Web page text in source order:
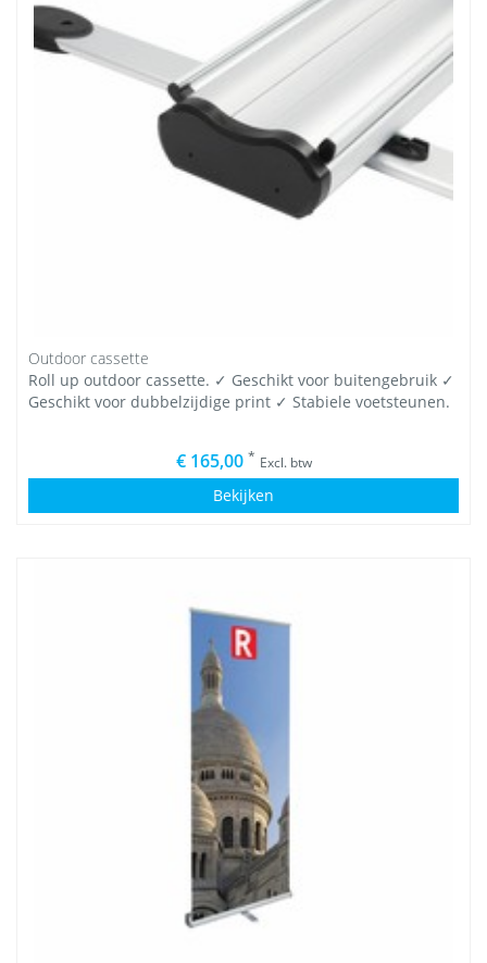
Outdoor cassette
Roll up outdoor cassette. ✓ Geschikt voor buitengebruik ✓
Geschikt voor dubbelzijdige print ✓ Stabiele voetsteunen.
€ 165,00 * Excl. btw
Bekijken